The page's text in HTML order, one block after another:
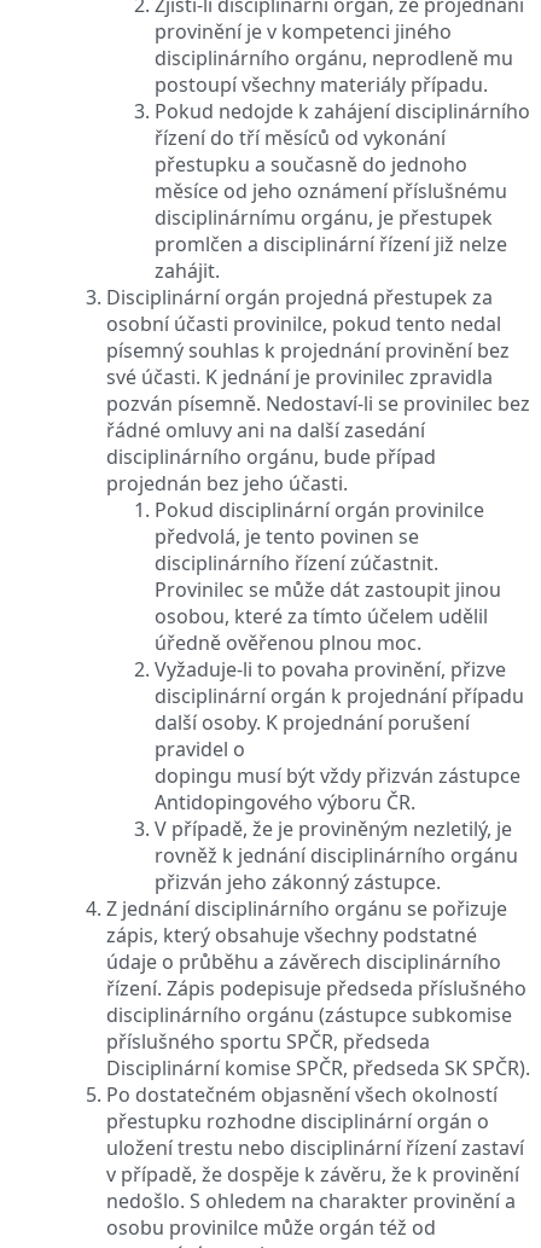
provinění je v kompetenci jiného
disciplinárního orgánu, neprodleně mu
postoupí všechny materiály případu.
Pokud nedojde k zahájení disciplinárního
řízení do tří měsíců od vykonání
přestupku a současně do jednoho
měsíce od jeho oznámení příslušnému
disciplinárnímu orgánu, je přestupek
promlčen a disciplinární řízení již nelze
zahájit.
Disciplinární orgán projedná přestupek za
osobní účasti provinilce, pokud tento nedal
písemný souhlas k projednání provinění bez
své účasti. K jednání je provinilec zpravidla
pozván písemně. Nedostaví-li se provinilec bez
řádné omluvy ani na další zasedání
disciplinárního orgánu, bude případ
projednán bez jeho účasti.
Pokud disciplinární orgán provinilce
předvolá, je tento povinen se
disciplinárního řízení zúčastnit.
Provinilec se může dát zastoupit jinou
osobou, které za tímto účelem udělil
úředně ověřenou plnou moc.
Vyžaduje-li to povaha provinění, přizve
disciplinární orgán k projednání případu
další osoby. K projednání porušení
pravidel o
dopingu musí být vždy přizván zástupce
Antidopingového výboru ČR.
V případě, že je proviněným nezletilý, je
rovněž k jednání disciplinárního orgánu
přizván jeho zákonný zástupce.
Z jednání disciplinárního orgánu se pořizuje
zápis, který obsahuje všechny podstatné
údaje o průběhu a závěrech disciplinárního
řízení. Zápis podepisuje předseda příslušného
disciplinárního orgánu (zástupce subkomise
příslušného sportu SPČR, předseda
Disciplinární komise SPČR, předseda SK SPČR).
Po dostatečném objasnění všech okolností
přestupku rozhodne disciplinární orgán o
uložení trestu nebo disciplinární řízení zastaví
v případě, že dospěje k závěru, že k provinění
nedošlo. S ohledem na charakter provinění a
osobu provinilce může orgán též od